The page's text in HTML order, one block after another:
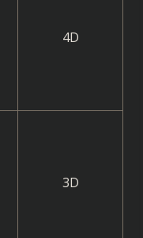
4D
3D